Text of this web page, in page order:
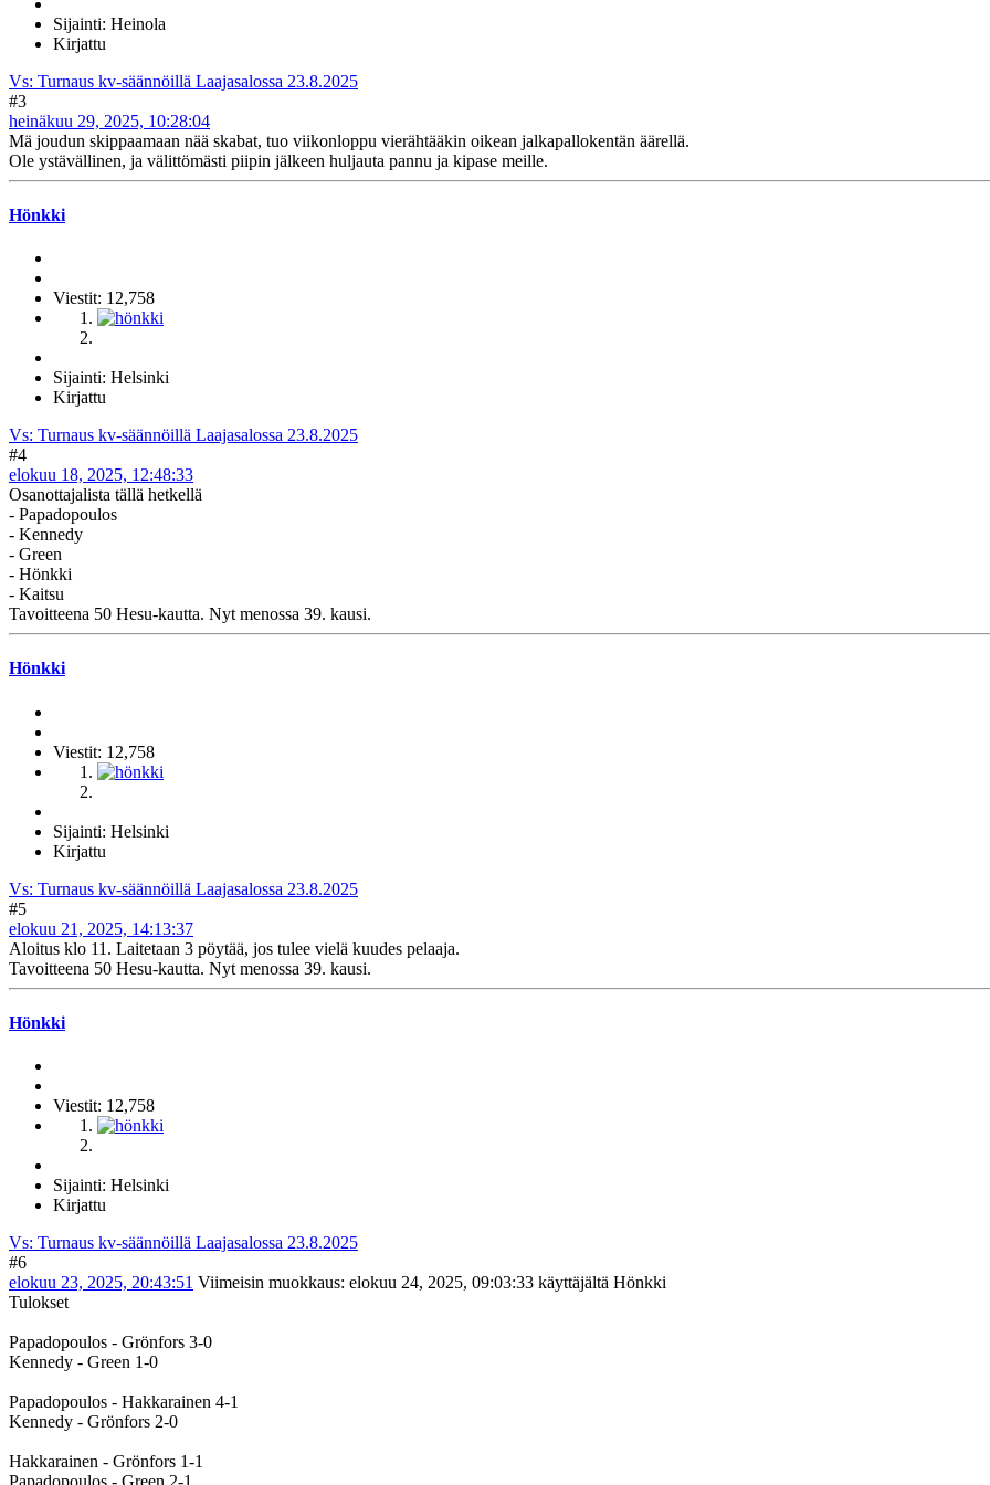
Sijainti: Heinola
Kirjattu
Vs: Turnaus kv-säännöillä Laajasalossa 23.8.2025
#3
heinäkuu 29, 2025, 10:28:04
Mä joudun skippaamaan nää skabat, tuo viikonloppu vierähtääkin oikean jalkapallokentän äärellä.
Ole ystävällinen, ja välittömästi piipin jälkeen huljauta pannu ja kipase meille.
Hönkki
Viestit: 12,758
Sijainti: Helsinki
Kirjattu
Vs: Turnaus kv-säännöillä Laajasalossa 23.8.2025
#4
elokuu 18, 2025, 12:48:33
Osanottajalista tällä hetkellä
- Papadopoulos
- Kennedy
- Green
- Hönkki
- Kaitsu
Tavoitteena 50 Hesu-kautta. Nyt menossa 39. kausi.
Hönkki
Viestit: 12,758
Sijainti: Helsinki
Kirjattu
Vs: Turnaus kv-säännöillä Laajasalossa 23.8.2025
#5
elokuu 21, 2025, 14:13:37
Aloitus klo 11. Laitetaan 3 pöytää, jos tulee vielä kuudes pelaaja.
Tavoitteena 50 Hesu-kautta. Nyt menossa 39. kausi.
Hönkki
Viestit: 12,758
Sijainti: Helsinki
Kirjattu
Vs: Turnaus kv-säännöillä Laajasalossa 23.8.2025
#6
elokuu 23, 2025, 20:43:51 Viimeisin muokkaus: elokuu 24, 2025, 09:03:33 käyttäjältä Hönkki
Tulokset
Papadopoulos - Grönfors 3-0
Kennedy - Green 1-0
Papadopoulos - Hakkarainen 4-1
Kennedy - Grönfors 2-0
Hakkarainen - Grönfors 1-1